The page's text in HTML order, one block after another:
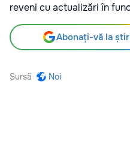
reveni cu actualizări în
Abonați-vă la
Sursă Noi